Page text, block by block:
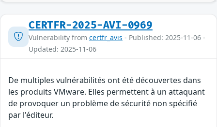
CERTFR-2025-AVI-0969
Vulnerability from certfr_avis - Published: 2025-11-06 -
Updated: 2025-11-06
De multiples vulnérabilités ont été découvertes dans
les produits VMware. Elles permettent à un attaquant
de provoquer un problème de sécurité non spécifié
par l'éditeur.